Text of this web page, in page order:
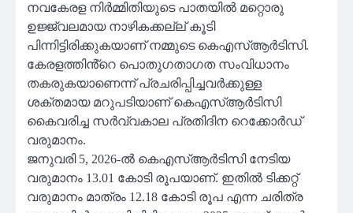
നവകേരള നിർമ്മിതിയുടെ പാതയിൽ മറ്റൊരു
ഉജ്ജ്വലമായ നാഴികക്കല്ല് കൂടി
പിന്നിട്ടിരിക്കുകയാണ് നമ്മുടെ കെഎസ്ആർടിസി.
കേരളത്തിൻ്റെ പൊതുഗതാഗത സംവിധാനം
തകരുകയാണെന്ന് പ്രചരിപ്പിച്ചവർക്കുള്ള
ശക്തമായ മറുപടിയാണ് കെഎസ്ആർടിസി
കൈവരിച്ച സർവ്വകാല പ്രതിദിന റെക്കോർഡ്
വരുമാനം.
ജനുവരി 5, 2026-ൽ കെഎസ്ആർടിസി നേടിയ
വരുമാനം 13.01 കോടി രൂപയാണ്. ഇതിൽ ടിക്കറ്റ്
വരുമാനം മാത്രം 12.18 കോടി രൂപ എന്ന ചരിത്ര